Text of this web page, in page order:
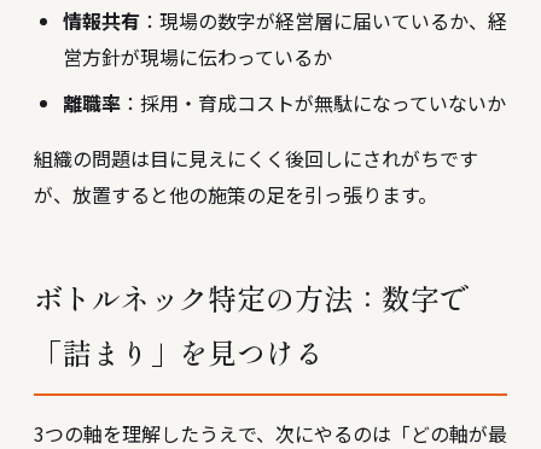
情報共有 ：現場の数字が経営層に届いているか、経
営方針が現場に伝わっているか
離職率 ：採用・育成コストが無駄になっていないか
組織の問題は目に見えにくく後回しにされがちです
が、放置すると他の施策の足を引っ張ります。
ボトルネック特定の方法：数字で
「詰まり」を見つける
3つの軸を理解したうえで、次にやるのは「どの軸が最